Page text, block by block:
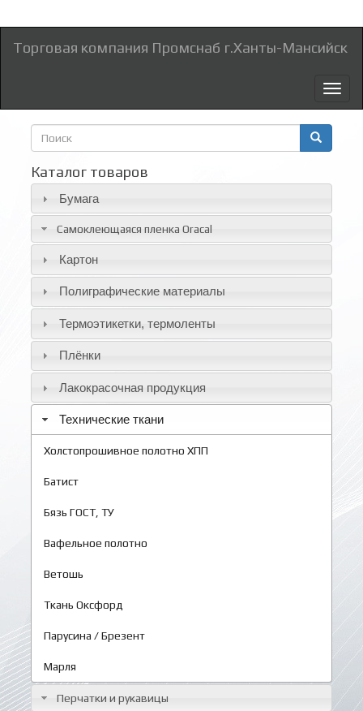
Торговая компания Промснаб г.Ханты-Мансийск
Форма
поиска
Каталог товаров
Бумага
Самоклеющаяся пленка Oracal
Картон
Полиграфические материалы
Термоэтикетки, термоленты
Плёнки
Лакокрасочная продукция
Технические ткани
Холстопрошивное полотно ХПП
Батист
Бязь ГОСТ, ТУ
Вафельное полотно
Ветошь
Ткань Оксфорд
Парусина / Брезент
Марля
Перчатки и рукавицы